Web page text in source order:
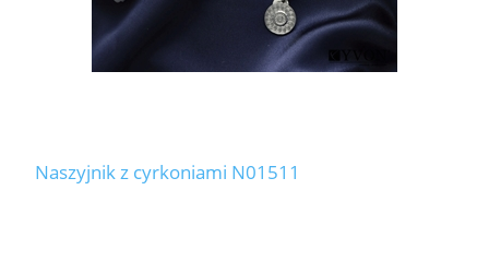
Naszyjnik z cyrkoniami N01511